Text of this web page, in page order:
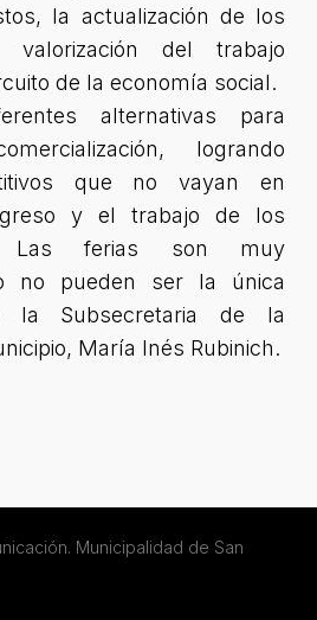
la actualización de los
del trabajo
de la economía social.
alternativas para
logrando
que no vayan en
y el trabajo de los
Las ferias son muy
no pueden ser la única
la Subsecretaria de la
María Inés Rubinich.
Municipalidad de San